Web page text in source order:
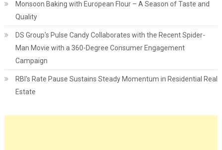
Monsoon Baking with European Flour – A Season of Taste and
Quality
DS Group's Pulse Candy Collaborates with the Recent Spider-
Man Movie with a 360-Degree Consumer Engagement
Campaign
RBI's Rate Pause Sustains Steady Momentum in Residential Real
Estate